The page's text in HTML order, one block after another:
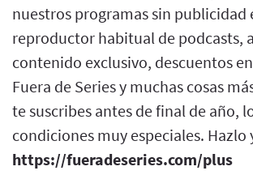
nuestros programas sin publicidad
reproductor habitual de podcasts,
contenido exclusivo, descuentos
Fuera de Series y muchas cosas
te suscribes antes de final de año,
condiciones muy especiales. Hazlo
https://fueradeseries.com/plus